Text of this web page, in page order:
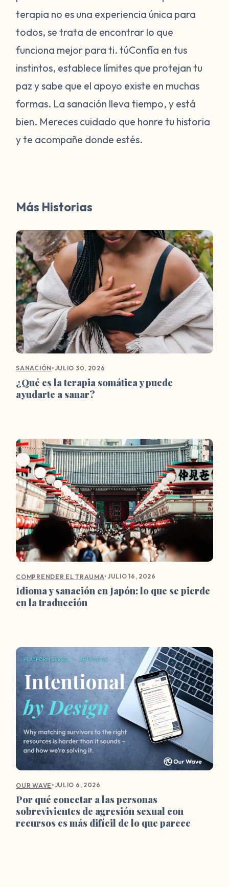
terapia no es una experiencia única para
todos, se trata de encontrar lo que
funciona mejor para ti.túConfía en tus
instintos, establece límites que protejan tu
paz y sabe que el apoyo existe en muchas
formas. La sanación lleva tiempo, y está
bien. Mereces cuidado que honre tu historia
y te acompañe donde estés.
Más Historias
SANACIÓN •JULIO 30, 2026
¿Qué es la terapia somática y puede
ayudarte a sanar?
COMPRENDER EL TRAUMA•JULIO 16, 2026
Idioma y sanación en Japón: lo que se pierde
en la traducción
OUR WAVE •JULIO 6, 2026
Por qué conectar a las personas
sobrevivientes de agresión sexual con
recursos es más difícil de lo que parece